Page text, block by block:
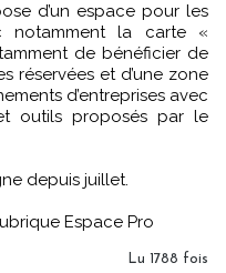
notamment la carte «
de bénéficier de
réservées et d’une zone
d’entreprises avec
outils proposés par le
depuis juillet.
Espace Pro
Lu 1788 fois